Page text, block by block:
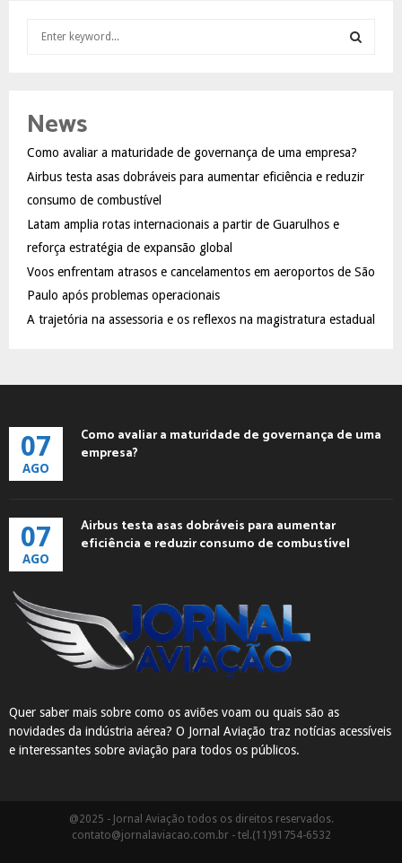
h
o
r
:
R
News
Como avaliar a maturidade de governança de uma empresa?
Airbus testa asas dobráveis para aumentar eficiência e reduzir
consumo de combustível
Latam amplia rotas internacionais a partir de Guarulhos e
reforça estratégia de expansão global
Voos enfrentam atrasos e cancelamentos em aeroportos de São
Paulo após problemas operacionais
A trajetória na assessoria e os reflexos na magistratura estadual
07
AGO
Como avaliar a maturidade de governança de uma
empresa?
07
AGO
Airbus testa asas dobráveis para aumentar
eficiência e reduzir consumo de combustível
Quer saber mais sobre como os aviões voam ou quais são as
novidades da indústria aérea? O Jornal Aviação traz notícias acessíveis
e interessantes sobre aviação para todos os públicos.
@2025 - Jornal Aviação todos os direitos reservados.
contato@jornalaviacao.com.br- tel.(11)91754-6532